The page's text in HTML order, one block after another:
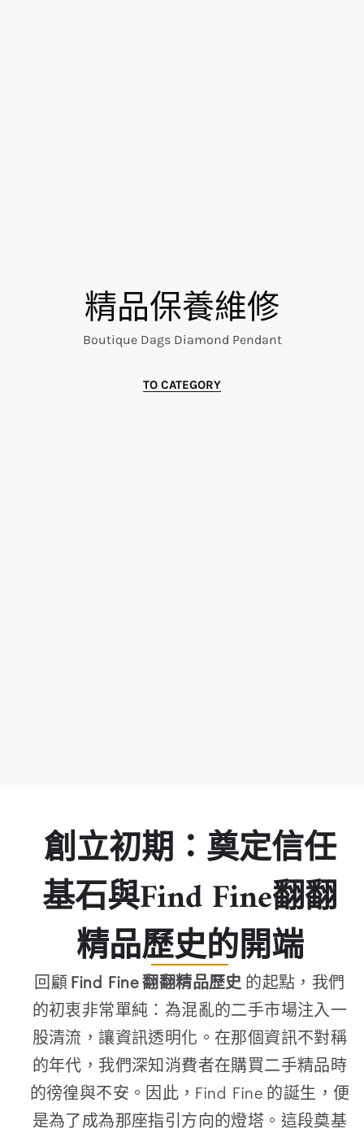
精品保養維修
Boutique Dags Diamond Pendant
TO CATEGORY
創立初期：奠定信任
基石與Find Fine翻翻
精品歷史的開端
回顧 Find Fine 翻翻精品歷史 的起點，我們
的初衷非常單純：為混亂的二手市場注入一
股清流，讓資訊透明化。在那個資訊不對稱
的年代，我們深知消費者在購買二手精品時
的徬徨與不安。因此，Find Fine 的誕生，便
是為了成為那座指引方向的燈塔。這段奠基